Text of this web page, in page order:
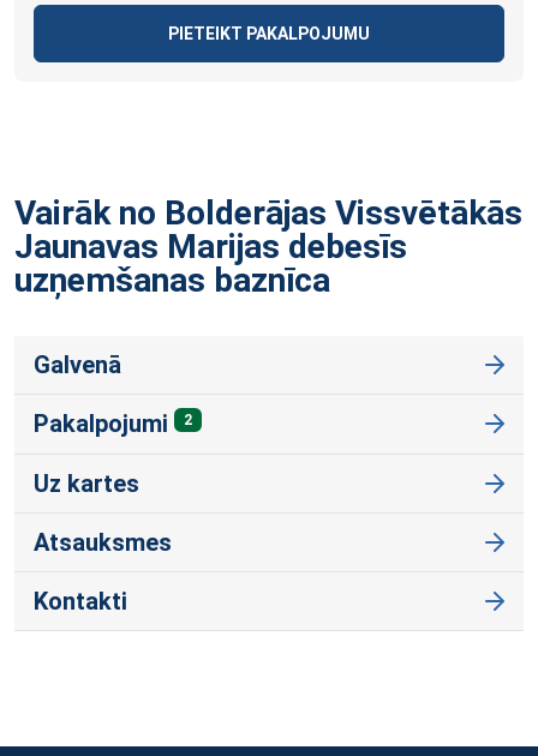
PIETEIKT PAKALPOJUMU
Vairāk no Bolderājas Vissvētākās
Jaunavas Marijas debesīs
uzņemšanas baznīca
Galvenā
Pakalpojumi 2
Uz kartes
Atsauksmes
Kontakti